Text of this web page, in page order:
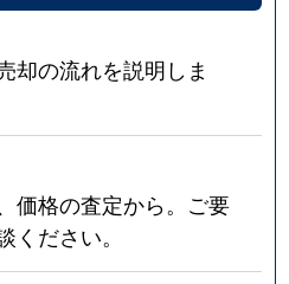
却の流れを説明しま
価格の査定から。ご要
ださい。